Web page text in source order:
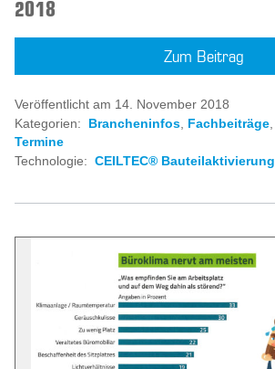
2018
Zum Beitrag
Veröffentlicht am 14. November 2018
Kategorien:
Brancheninfos, Fachbeiträge,
Termine
Technologie: CEILTEC® Bauteilaktivierung